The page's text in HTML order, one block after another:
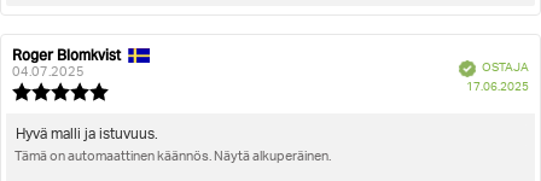
Arvostelun
kirjoittaja:
Roger Blomkvist
04.07.2025
5.0
5:sta
Vahvistettu
OSTAJA
17.06.2025
Arvostelun
teksti:
Hyvä malli ja istuvuus.
Tämä on automaattinen käännös. Näytä alkuperäinen.